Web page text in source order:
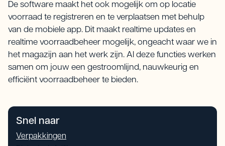
De software maakt het ook mogelijk om op locatie
voorraad te registreren en te verplaatsen met behulp
van de mobiele app. Dit maakt realtime updates en
realtime voorraadbeheer mogelijk, ongeacht waar we in
het magazijn aan het werk zijn. Al deze functies werken
samen om jouw een gestroomlijnd, nauwkeurig en
efficiënt voorraadbeheer te bieden.
Snel naar
Verpakkingen